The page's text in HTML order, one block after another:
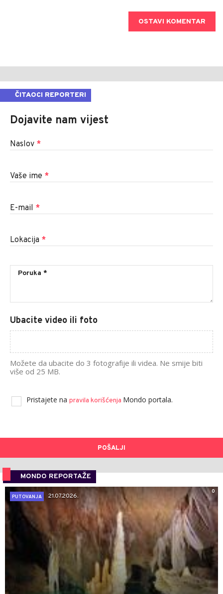
OSTAVI KOMENTAR
ČITAOCI REPORTERI
Dojavite nam vijest
Naslov *
Vaše ime *
E-mail *
Lokacija *
Ubacite video ili foto
Možete da ubacite do 3 fotografije ili videa. Ne smije biti
više od 25 MB.
Pristajete na pravila korišćenja Mondo portala.
POŠALJI
MONDO REPORTAŽE
0
PUTOVANJA
21.07.2026.